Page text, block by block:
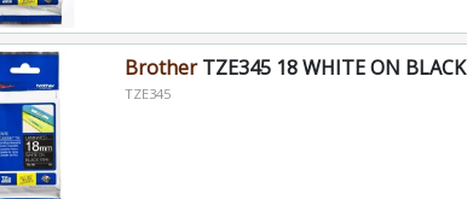
BrotherTZE345 18 WHITE ON BLACK
TZE345